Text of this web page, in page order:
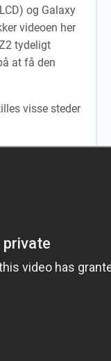
og Galaxy
videoen her
tydeligt
at få den
visse steder